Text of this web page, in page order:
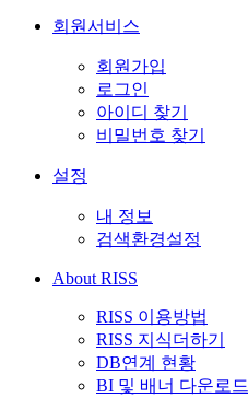
회원서비스
회원가입
로그인
아이디 찾기
비밀번호 찾기
설정
내 정보
검색환경설정
About RISS
RISS 이용방법
RISS 지식더하기
DB연계 현황
BI 및 배너 다운로드